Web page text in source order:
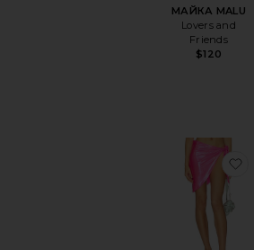
МАЙКА MALU
Lovers and
Friends
$120